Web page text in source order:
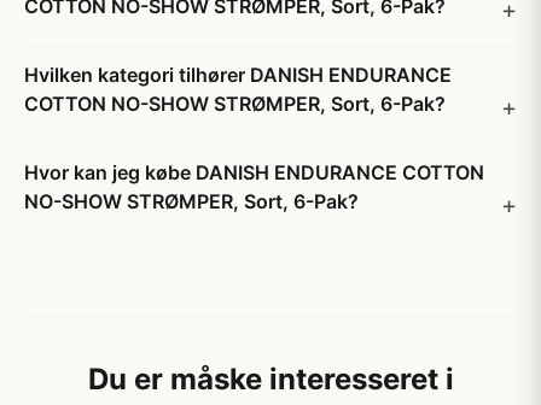
COTTON NO-SHOW STRØMPER, Sort, 6-Pak?
Hvilken kategori tilhører DANISH ENDURANCE
COTTON NO-SHOW STRØMPER, Sort, 6-Pak?
Hvor kan jeg købe DANISH ENDURANCE COTTON
NO-SHOW STRØMPER, Sort, 6-Pak?
Du er måske interesseret i